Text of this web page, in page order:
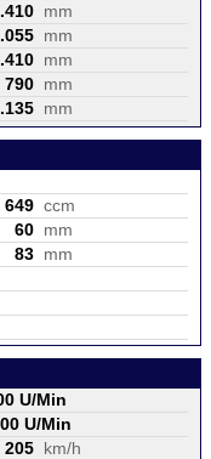
mm
mm
mm
790 mm
mm
649 ccm
60 mm
83 mm
U/Min
U/Min
205 km/h